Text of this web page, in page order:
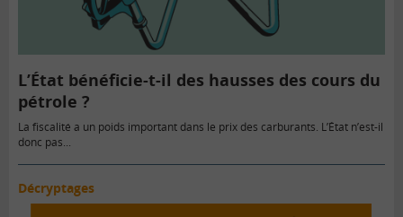
L’État bénéficie-t-il des hausses des cours du
pétrole ?
La fiscalité a un poids important dans le prix des carburants. L’État n’est-il
donc pas...
Décryptages